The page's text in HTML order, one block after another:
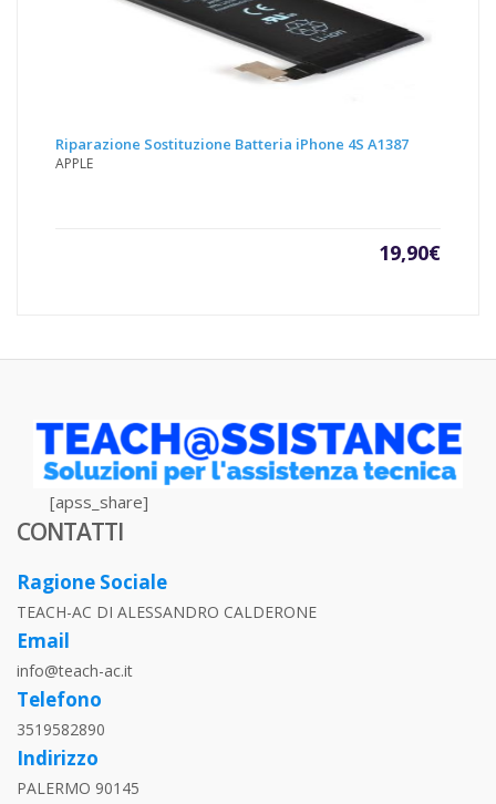
Riparazione Sostituzione Batteria iPhone 4S A1387
APPLE
19,90€
[apss_share]
CONTATTI
Ragione Sociale
TEACH-AC DI ALESSANDRO CALDERONE
Email
info@teach-ac.it
Telefono
3519582890
Indirizzo
PALERMO 90145